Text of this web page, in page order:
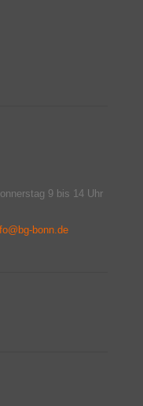
9 bis 14 Uhr
bonn.de